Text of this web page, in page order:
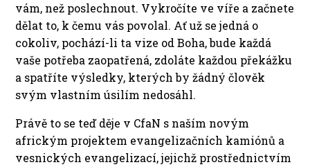
vám, než poslechnout. Vykročíte ve víře a začnete
dělat to, k čemu vás povolal. Ať už se jedná o
cokoliv, pochází-li ta vize od Boha, bude každá
vaše potřeba zaopatřená, zdoláte každou překážku
a spatříte výsledky, kterých by žádný člověk
svým vlastním úsilím nedosáhl.
Právě to se teď děje v CfaN s naším novým
africkým projektem evangelizačních kamiónů a
vesnických evangelizací, jejichž prostřednictvím